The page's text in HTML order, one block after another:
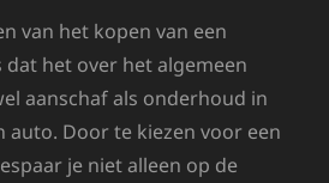
van het kopen van een
het over het algemeen
aanschaf als onderhoud in
auto. Door te kiezen voor een
je niet alleen op de